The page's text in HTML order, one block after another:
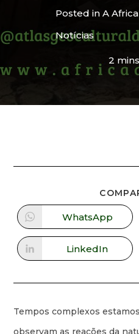
Posted in A Africa
Notícias
2
WhatsApp
LinkedIn
Tempos complexos
observam as reações da